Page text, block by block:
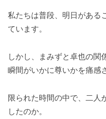
私たちは普段、明日がある
ています。
しかし、まみずと卓也の関
瞬間がいかに尊いかを痛感
限られた時間の中で、二人
したのか。